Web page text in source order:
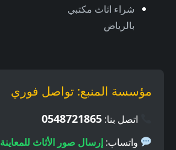
شراء اثاث مكتبي
بالرياض
مؤسسة المنبع: تواصل فوري
اتصل بنا: 0548721865
واتساب: إرسال صور الأثاث للمعاينة